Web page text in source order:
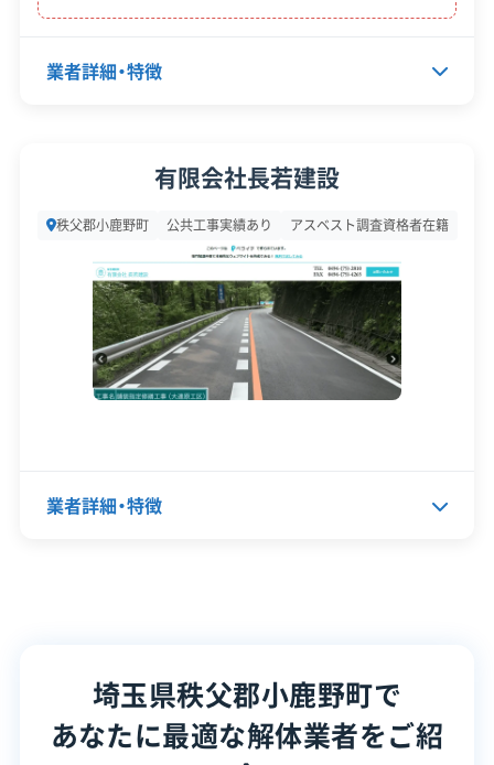
助金
※2025年度の申請期間（5月1日～6月30日）は既に
め、補助金の活用を考えている方は、春先から業者
選びと見積もりの取得を進めておくことをお勧め
します。
※制度の最新情報や申請様式は、必ず自治体の公式
サイトをご確認ください。
廃棄物処理と分別ルール
寄居町方面にある民間の施設まで長距離運搬
する必要があります。
業者詳細・特徴
鹿野216-5
設立日 -
資本金 -
電話番号 0494-75-2125
対応エリア
公式HP 公式サイトを見る
許可番号
【建設業許可】
有限会社長若建設
秩父郡小鹿野町 公共工事実績あり アスベスト調査資格者在籍
業者詳細・特徴
設立日 1982年12月17日
資本金 2,000万円
埼玉県秩父郡小鹿野町で
あなたに最適な解体業者をご紹